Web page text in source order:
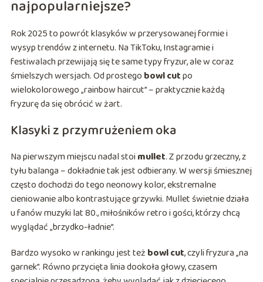
najpopularniejsze?
Rok 2025 to powrót klasyków w przerysowanej formie i
wysyp trendów z internetu. Na TikToku, Instagramie i
festiwalach przewijają się te same typy fryzur, ale w coraz
śmielszych wersjach. Od prostego bowl cutpo
wielokolorowego „rainbow haircut” – praktycznie każdą
fryzurę da się obrócić w żart.
Klasyki z przymrużeniem oka
Na pierwszym miejscu nadal stoi mullet. Z przodu grzeczny, z
tyłu balanga – dokładnie tak jest odbierany. W wersji śmiesznej
często dochodzi do tego neonowy kolor, ekstremalne
cieniowanie albo kontrastujące grzywki. Mullet świetnie działa
u fanów muzyki lat 80., miłośników retro i gości, którzy chcą
wyglądać „brzydko-ładnie”.
Bardzo wysoko w rankingu jest też bowl cut, czyli fryzura „na
garnek”. Równo przycięta linia dookoła głowy, czasem